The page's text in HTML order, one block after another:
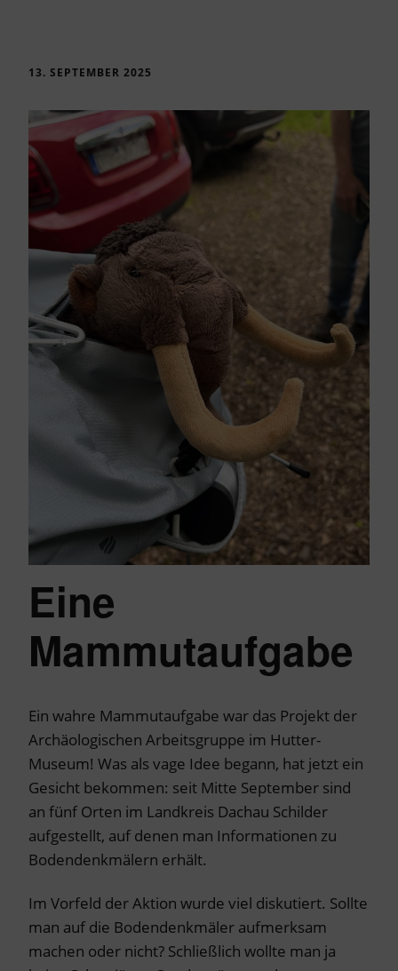
13. SEPTEMBER 2025
Eine
Mammutaufgabe
Ein wahre Mammutaufgabe war das Projekt der
Archäologischen Arbeitsgruppe im Hutter-
Museum! Was als vage Idee begann, hat jetzt ein
Gesicht bekommen: seit Mitte September sind
an fünf Orten im Landkreis Dachau Schilder
aufgestellt, auf denen man Informationen zu
Bodendenkmälern erhält.
Im Vorfeld der Aktion wurde viel diskutiert. Sollte
man auf die Bodendenkmäler aufmerksam
machen oder nicht? Schließlich wollte man ja